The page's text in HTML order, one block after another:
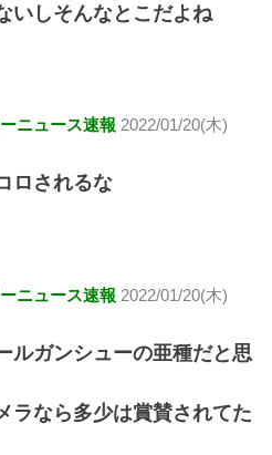
いしそんなとこだよね
ニュース速報 2022/01/20(木)
ロされるな
ニュース速報 2022/01/20(木)
ルガンシューの亜種だと思
ラなら多少は賞賛されてた